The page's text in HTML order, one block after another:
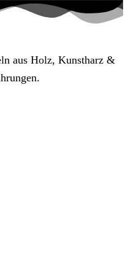
aus Holz, Kunstharz &